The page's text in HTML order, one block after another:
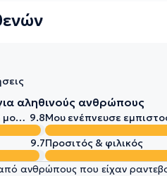
αληθινούς ανθρώπους
Διερεύνησε την περίπτωσή μου σε βάθος 9.8Μου ενέπνευσε
9.7Προσιτός & φιλικός
ανθρώπους που είχαν